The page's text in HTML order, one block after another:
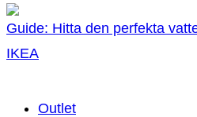
Guide: Hitta den perfekta
IKEA
Outlet